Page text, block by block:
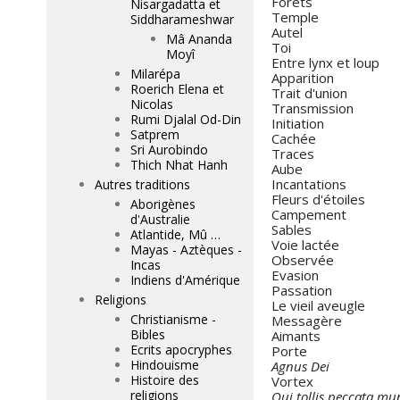
Temple
Autel
Toi
Entre lynx et loup
Apparition
Trait d'union
Transmission
Initiation
Cachée
Traces
Aube
Incantations
Fleurs d'étoiles
Campement
Sables
Voie lactée
Observée
Evasion
Passation
Le vieil aveugle
Messagère
Aimants
Porte
Agnus Dei
Vortex
Qui tollis peccata
Nisargadatta et
Siddharameshwar
Mâ Ananda
Moyî
Milarépa
Roerich Elena et
Nicolas
Rumi Djalal Od-Din
Satprem
Sri Aurobindo
Thich Nhat Hanh
Autres traditions
Aborigènes
d'Australie
Atlantide, Mû …
Mayas - Aztèques -
Incas
Indiens d'Amérique
Religions
Christianisme -
Bibles
Ecrits apocryphes
Hindouisme
Histoire des
religions